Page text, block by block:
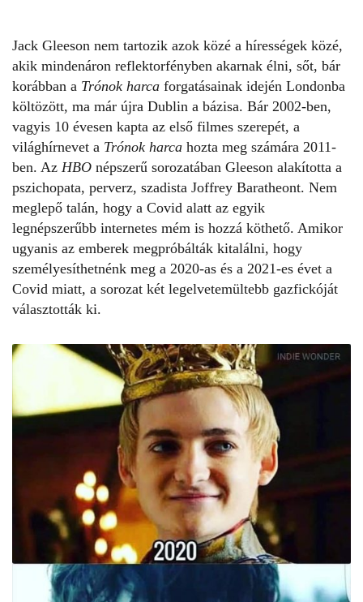
Jack Gleeson nem tartozik azok közé a hírességek közé,
akik mindenáron reflektorfényben akarnak élni, sőt, bár
korábban a Trónok harca forgatásainak idején Londonba
költözött, ma már újra Dublin a bázisa. Bár 2002-ben,
vagyis 10 évesen kapta az első filmes szerepét, a
világhírnevet a Trónok harca hozta meg számára 2011-
ben. Az HBO népszerű sorozatában Gleeson alakította a
pszichopata, perverz, szadista Joffrey Baratheont. Nem
meglepő talán, hogy a Covid alatt az egyik
legnépszerűbb internetes mém is hozzá köthető. Amikor
ugyanis az emberek megpróbálták kitalálni, hogy
személyesíthetnénk meg a 2020-as és a 2021-es évet a
Covid miatt, a sorozat két legelvetemültebb gazfickóját
választották ki.